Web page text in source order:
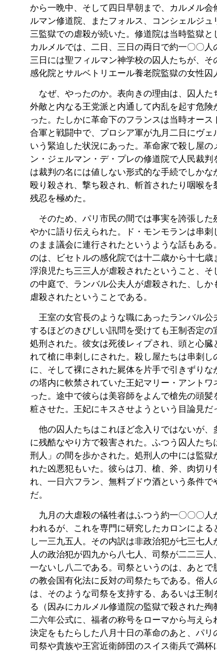
から一晩中、そして四日早朝まで、カルメル会
ルマン修道院、またフォルス、コンシェルジュ
三監獄での虐殺が続いた。 修道院は当時監獄と
カルメルでは、二日、三日の両日で約一〇〇人
三日には聖フィルマン神学校の囚人たちが、そ
感化院とサルベトリエール養老院監獄の女性囚
なぜ、やったのか。表向きの理由は、囚人た
外敵と内なる王党派と内通して内乱を起す危険
った。たしかに革命下のフランスは当時オース
合軍と戦闘中で、プロシア軍が九月二日にヴェ
いう緊迫した状況にあった。革命家で殺し屋の
ン・ジェルマン・デ・プレの修道院で人民裁判
は裁判の名には値しない形式的な手続でしかな
殴り殺され、撃ち殺され、斬首されたり咽喉を
残忍を極めた。
そのため、パリ市民の間では事実を誇張した
やかに語り伝えられた。ド・モンモランは串刺
のまま議会に連行されたというような話もある
のは、ビセトルの感化院では十二歳から十七歳
浮浪児たち三三人が虐殺されたということ、そ
の中庭で、ランバル公夫人が虐殺された、しか
虐殺されたということである。
王室の女官長のような職にあったランバル公
するほどのきびしい訊問を受けても王制否定の
処刑された。彼女は死後レィプされ、頭と心臓
れて槍に串刺しにされた。殺し屋たちは串刺し
に、そして裸にされた屍体を片手で引きずりな
の塔内に軟禁されていた王妃マリー・アントワ
った。途中で彼らは美容師をよんで槍先の頭髪
粧させた。王妃にキスさせようという目論見だ
他の囚人たちはこれほど念入りではないが、
に残酷なやり方で殺害された。ふつう囚人たち
刑人」の間を歩かされた。処刑人の中には監獄
れた凶悪犯もいた。彼らは刀、槍、斧、肉切り
れ、一日六フラン、無料ブドウ酒という条件で
だ。
九月の大虐殺の犠牲者はふつう約一〇〇〇人
われるが、これを専門に研究したカロンによる
し一三九五人。その内訳は非政治犯が七三七
人の政治犯が四九から八七人、司祭が二二三人
一ないし八二である。司祭というのは、あとで
の教会国有化法に反対の司祭たちである。俗人
は、そのような司祭を支持する、あるいは王制
る（因みにカルメル修道院の監獄で殺された殉
二六年公式に、福者の称号をローマから与えら
決定をもたらした八月十日の革命のあと、パリ
司祭や貴族や王宮近衛師団のスイス衛兵で満杯